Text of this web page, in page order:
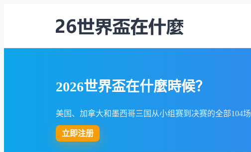
2026世界盃在什麼時候？
美国、加拿大和墨西哥三国从小组赛到决赛的全部104
立即注册